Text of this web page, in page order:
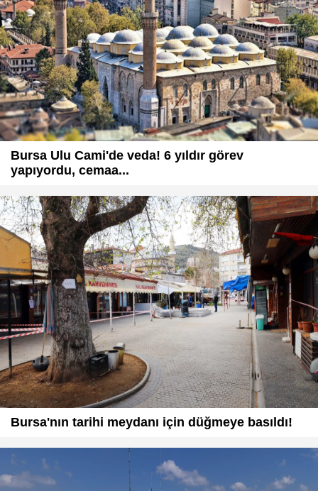
Bursa Ulu Cami'de veda! 6 yıldır görev
yapıyordu, cemaa...
Bursa'nın tarihi meydanı için düğmeye basıldı!